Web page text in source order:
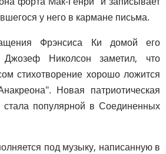
у него в кармане письма.
Фрэнсиса Ки домой его
Джозеф Николсон заметил, что
стихотворение хорошо ложится
Новая патриотическая
популярной в Соединенных
под музыку, написанную в